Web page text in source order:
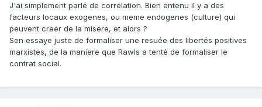
J'ai simplement parlé de correlation. Bien entenu il y a des
facteurs locaux exogenes, ou meme endogenes (culture) qui
peuvent creer de la misere, et alors ?
Sen essaye juste de formaliser une resuée des libertés positives
marxistes, de la maniere que Rawls a tenté de formaliser le
contrat social.